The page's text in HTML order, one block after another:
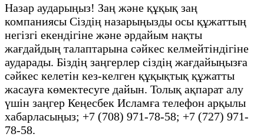
Назар аударыңыз! Заң және құқық заң
компаниясы Сіздің назарыңызды осы құжаттың
негізгі екендігіне және әрдайым нақты
жағдайдың талаптарына сәйкес келмейтіндігіне
аударады. Біздің заңгерлер сіздің жағдайыңызға
сәйкес келетін кез-келген құқықтық құжатты
жасауға көмектесуге дайын. Толық ақпарат алу
үшін заңгер Кеңесбек Исламға телефон арқылы
хабарласыңыз; +7 (708) 971-78-58; +7 (727) 971-
78-58.